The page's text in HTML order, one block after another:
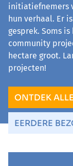
initiatiefnemers
hun verhaal. Er
gesprek. Soms
community
hectare groot.
projecten!
ONTDEK
EERDERE